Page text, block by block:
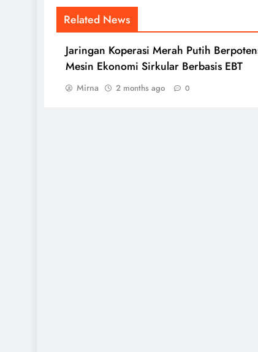
Related News
Jaringan Koperasi Merah Putih
Mesin Ekonomi Sirkular Berbasis EBT
Mirna 2 months ago 0